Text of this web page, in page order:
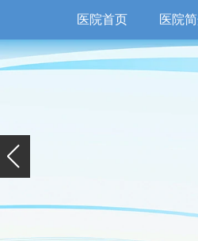
医院首页 医院